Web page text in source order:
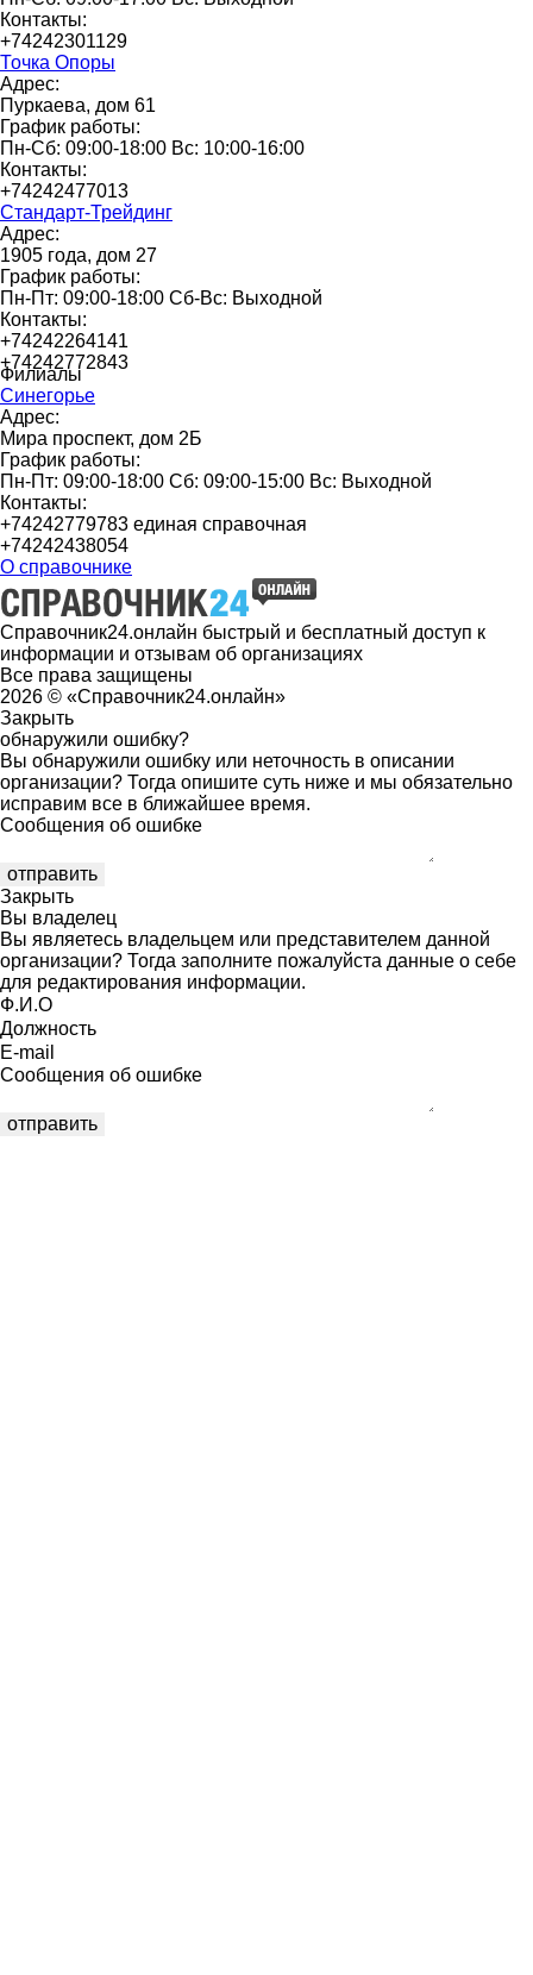
Контакты:
+74242301129
Точка Опоры
Адрес:
Пуркаева, дом 61
График работы:
Пн-Сб: 09:00-18:00 Вс: 10:00-16:00
Контакты:
+74242477013
Стандарт-Трейдинг
Адрес:
1905 года, дом 27
График работы:
Пн-Пт: 09:00-18:00 Сб-Вс: Выходной
Контакты:
+74242264141
+74242772843
Филиалы
Синегорье
Адрес:
Мира проспект, дом 2Б
График работы:
Пн-Пт: 09:00-18:00 Сб: 09:00-15:00 Вс: Выходной
Контакты:
+74242779783 единая справочная
+74242438054
О справочнике
Справочник24.онлайн быстрый и бесплатный доступ к
информации и отзывам об организациях
Все права защищены
2026 © «Справочник24.онлайн»
Закрыть
обнаружили ошибку?
Вы обнаружили ошибку или неточность в описании
организации? Тогда опишите суть ниже и мы обязательно
исправим все в ближайшее время.
Сообщения об ошибке
Закрыть
Вы владелец
Вы являетесь владельцем или представителем данной
организации? Тогда заполните пожалуйста данные о себе
для редактирования информации.
Ф.И.О
Должность
E-mail
Сообщения об ошибке